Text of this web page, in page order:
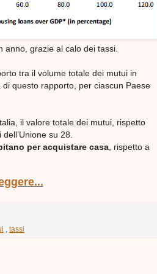
anno, grazie al calo dei tassi.
tra il volume totale dei mutui in
di questo rapporto, per ciascun Paese
il valore totale dei mutui, rispetto
su 28.
per acquistare casa, rispetto a
tassi